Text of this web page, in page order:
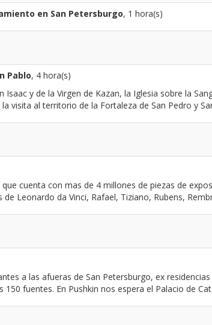
en San Petersburgo, 1 hora(s)
Pablo, 4 hora(s)
y de la Virgen de Kazan, la Iglesia sobre la
visita al territorio de la Fortaleza de San Pedro y
cuenta con mas de 4 millones de piezas de
Leonardo da Vinci, Rafael, Tiziano, Rubens,
a las afueras de San Petersburgo, ex
fuentes. En Pushkin nos espera el Palacio de